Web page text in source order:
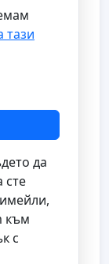
тази
да
сте
към
с